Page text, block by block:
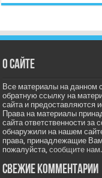
О сайте
Все материалы на данном
обратную ссылку на
сайта и предоставляются
Права на материалы
сайта ответственности
обнаружили на нашем
права, принадлежащие
пожалуйста,сообщите нам.
Свежие комментарии